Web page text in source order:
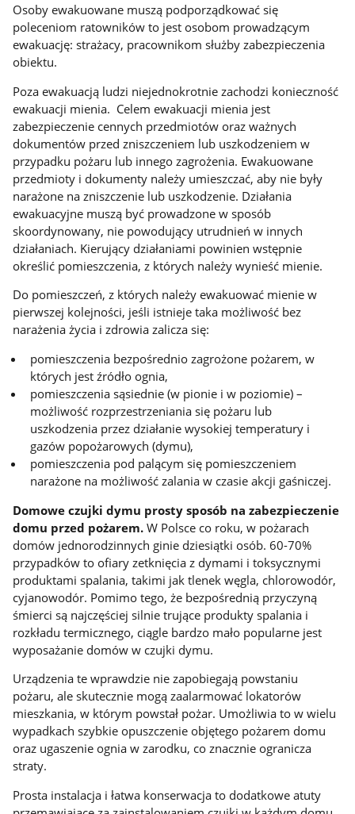
Osoby ewakuowane muszą podporządkować się
poleceniom ratowników to jest osobom prowadzącym
ewakuację: strażacy, pracownikom służby zabezpieczenia
obiektu.
Poza ewakuacją ludzi niejednokrotnie zachodzi konieczność
ewakuacji mienia. Celem ewakuacji mienia jest
zabezpieczenie cennych przedmiotów oraz ważnych
dokumentów przed zniszczeniem lub uszkodzeniem w
przypadku pożaru lub innego zagrożenia. Ewakuowane
przedmioty i dokumenty należy umieszczać, aby nie były
narażone na zniszczenie lub uszkodzenie. Działania
ewakuacyjne muszą być prowadzone w sposób
skoordynowany, nie powodujący utrudnień w innych
działaniach. Kierujący działaniami powinien wstępnie
określić pomieszczenia, z których należy wynieść mienie.
Do pomieszczeń, z których należy ewakuować mienie w
pierwszej kolejności, jeśli istnieje taka możliwość bez
narażenia życia i zdrowia zalicza się:
pomieszczenia bezpośrednio zagrożone pożarem, w
których jest źródło ognia,
pomieszczenia sąsiednie (w pionie i w poziomie) –
możliwość rozprzestrzeniania się pożaru lub
uszkodzenia przez działanie wysokiej temperatury i
gazów popożarowych (dymu),
pomieszczenia pod palącym się pomieszczeniem
narażone na możliwość zalania w czasie akcji gaśniczej.
Domowe czujki dymu prosty sposób na zabezpieczenie
domu przed pożarem.W Polsce co roku, w pożarach
domów jednorodzinnych ginie dziesiątki osób. 60-70%
przypadków to ofiary zetknięcia z dymami i toksycznymi
produktami spalania, takimi jak tlenek węgla, chlorowodór,
cyjanowodór. Pomimo tego, że bezpośrednią przyczyną
śmierci są najczęściej silnie trujące produkty spalania i
rozkładu termicznego, ciągle bardzo mało popularne jest
wyposażanie domów w czujki dy­mu.
Urządzenia te wprawdzie nie zapobiegają powstaniu
pożaru, ale skutecznie mogą zaalarmować lokatorów
mieszkania, w którym powstał pożar. Umożliwia to w wielu
wypadkach szybkie opuszczenie objętego pożarem domu
oraz ugaszenie ognia w zarodku, co znacznie ogranicza
straty.
Prosta instalacja i łatwa konserwacja to dodatkowe atuty